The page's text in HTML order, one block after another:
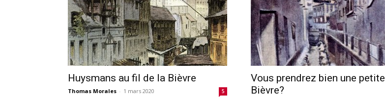
Huysmans au fil de la Bièvre
Thomas Morales - 1 mars 2020 5
Vous prendrez bien une petite
Bièvre?